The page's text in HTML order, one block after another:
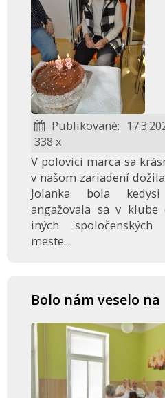
Publikované:
338 x
V polovici marca sa
v našom zariadení
Jolanka bola
angažovala sa v
iných
meste....
Bolo nám veselo na